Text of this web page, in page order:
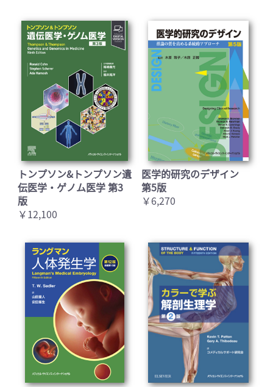
トンプソン&トンプソン遺
伝医学・ゲノム医学 第3
版
￥12,100
医学的研究のデザイン
第5版
￥6,270